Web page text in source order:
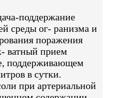
поддержание
среды ог- ранизма и
поражения
ватный прием
поддерживающем
в сутки.
при артериальной